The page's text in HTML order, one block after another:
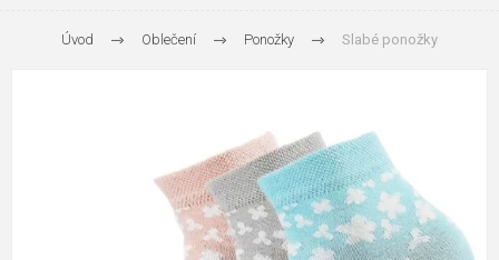
Úvod Oblečení Ponožky Slabé ponožky